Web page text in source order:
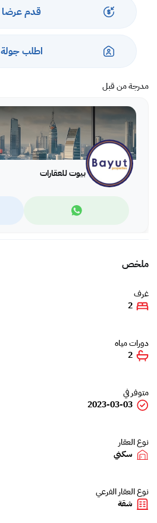
قدم عرضا
اطلب جولة
مدرجة من قبل
بيوت للعقارات
- جسر الأمير خليفة
ملخص
غرف
2
دورات مياه
2
متوفر في
2023-03-03
نوع العقار
سكني
نوع العقار الفرعي
شقة